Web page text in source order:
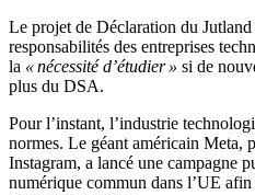
Le projet de Déclaration du
responsabilités des entreprises
la « nécessité d’étudier » si de
plus du DSA.
Pour l’instant, l’industrie
normes. Le géant américain Meta,
Instagram, a lancé une campagne
numérique commun dans l’UE